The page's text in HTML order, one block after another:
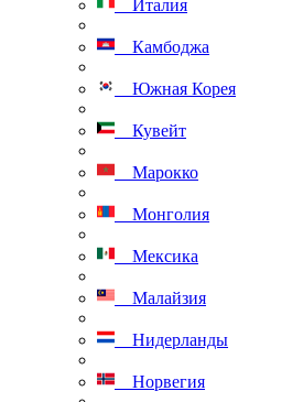
Италия
Камбоджа
Южная Корея
Кувейт
Марокко
Монголия
Мексика
Малайзия
Нидерланды
Норвегия